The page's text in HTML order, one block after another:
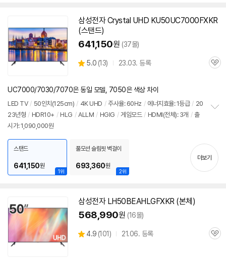
삼성전자 Crystal UHD KU50UC7000FXKR
(스탠드)
641,150원 (37몰)
별
5.0 (상
13) 23.03. 등록
관
UC7000/7030/7070은 동일 모델, 7050은 색상 차이
LED TV / 50인치 (125cm) / 4K UHD / 주사율: 60Hz / 에너지효율: 1등급 / 20
23년형 / HDR10+ / HLG / ALLM / HGIG / 게임모드 / HDMI(전체): 3개 / 출
시가: 1,090,000원
기
1위
스탠드
641,150원
2위
풀모션 슬림핏 벽걸이
693,360원
더보기
삼성전자 LH50BEAHLGFXKR (본체)
568,990원 (16몰)
별
4.9 (상
101) 21.06. 등록
관